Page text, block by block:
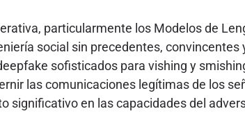
particularmente los Modelos de
social sin precedentes,
sofisticados para vishing y
las comunicaciones legítimas de los
significativo en las capacidades del